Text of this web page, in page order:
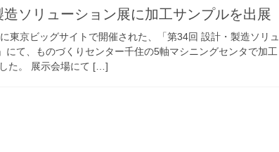
ソリューション展に加工サンプルを出展
東京ビッグサイトで開催された、「第34回 設計・製造ソリ
にて、ものづくりセンター千住の5軸マシニングセンタで加工
た。 展示会場にて […]